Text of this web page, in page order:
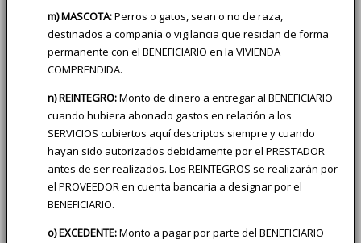
m) MASCOTA:Perros o gatos, sean o no de raza,
destinados a compañía o vigilancia que residan de forma
permanente con el BENEFICIARIO en la VIVIENDA
COMPRENDIDA.
n) REINTEGRO:Monto de dinero a entregar al BENEFICIARIO
cuando hubiera abonado gastos en relación a los
SERVICIOS cubiertos aquí descriptos siempre y cuando
hayan sido autorizados debidamente por el PRESTADOR
antes de ser realizados. Los REINTEGROS se realizarán por
el PROVEEDOR en cuenta bancaria a designar por el
BENEFICIARIO.
o) EXCEDENTE:Monto a pagar por parte del BENEFICIARIO